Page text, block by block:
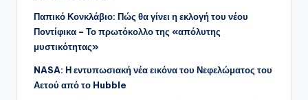
Παπικό Κονκλάβιο: Πώς θα γίνει η εκλογή του νέου
Ποντίφικα – Το πρωτόκολλο της «απόλυτης
μυστικότητας»
NASA: Η εντυπωσιακή νέα εικόνα του Νεφελώματος του
Αετού από το Hubble